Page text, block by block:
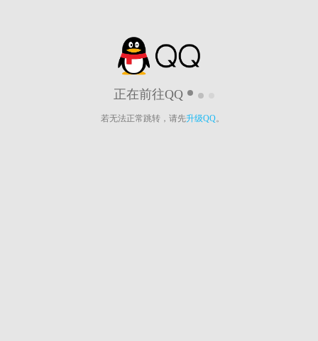
正在前往QQ
若无法正常跳转，请先升级QQ。